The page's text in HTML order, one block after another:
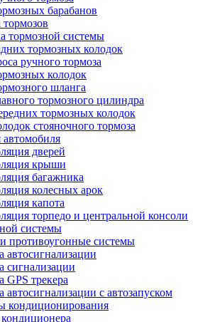
барабанов
тормозной системы
тормозных колодок
ручного тормоза
колодок
шланга
тормозного цилиндра
тормозных колодок
стояночного тормоза
дверей
крыши
багажника
колесных арок
капота
торпедо и центральной консоли
системы
противоугонные системы
автосигнализации
сигнализации
GPS трекера
автосигнализации с автозапуском
кондиционирования